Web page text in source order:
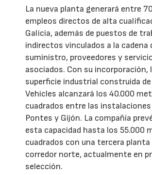
La nueva planta generará entre
empleos directos de alta
Galicia, además de puestos de
indirectos vinculados a la cadena
suministro, proveedores y
asociados. Con su incorporación,
superficie industrial construida de
Vehicles alcanzará los 40.000
cuadrados entre las instalaciones
Pontes y Gijón. La compañía
esta capacidad hasta los 55.000
cuadrados con una tercera planta
corredor norte, actualmente en
selección.